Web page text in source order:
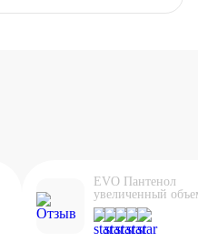
EVO Пантенол
увеличенный